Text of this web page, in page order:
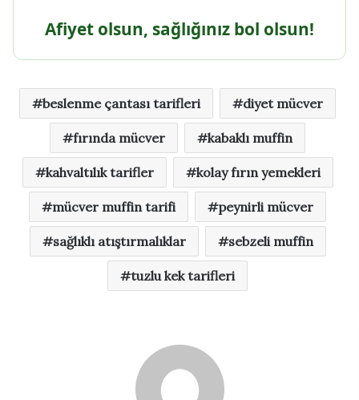
Afiyet olsun, sağlığınız bol olsun!
beslenme çantası tarifleri diyet mücver
fırında mücver kabaklı muffin
kahvaltılık tarifler kolay fırın yemekleri
mücver muffin tarifi peynirli mücver
sağlıklı atıştırmalıklar sebzeli muffin
tuzlu kek tarifleri